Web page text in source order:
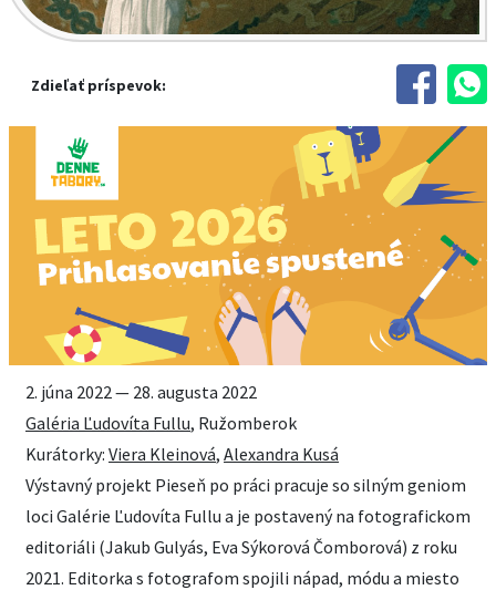
Zdieľať príspevok:
2. júna 2022 — 28. augusta 2022
Galéria Ľudovíta Fullu, Ružomberok
Kurátorky: Viera Kleinová, Alexandra Kusá
Výstavný projekt Pieseň po práci pracuje so silným geniom
loci Galérie Ľudovíta Fullu a je postavený na fotografickom
editoriáli (Jakub Gulyás, Eva Sýkorová Čomborová) z roku
2021. Editorka s fotografom spojili nápad, módu a miesto